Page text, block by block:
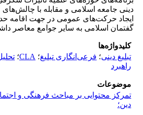
دینی جامعه اسلامی و مقابله با
ایجاد حرکت‌های عمومی در جهت اقامه
گفتمان اسلامی به سایر جوامع معاصر
کلیدواژه‌ها
تبلیغ دینی؛ فرعی‌انگاری تبلیغ؛ CLA؛
راهبرد
موضوعات
تمرکز محتوایی بر مباحث فرهنگی و
دین؛